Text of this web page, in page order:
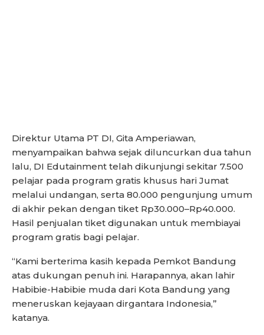
Direktur Utama PT DI, Gita Amperiawan,
menyampaikan bahwa sejak diluncurkan dua tahun
lalu, DI Edutainment telah dikunjungi sekitar 7.500
pelajar pada program gratis khusus hari Jumat
melalui undangan, serta 80.000 pengunjung umum
di akhir pekan dengan tiket Rp30.000–Rp40.000.
Hasil penjualan tiket digunakan untuk membiayai
program gratis bagi pelajar.
“Kami berterima kasih kepada Pemkot Bandung
atas dukungan penuh ini. Harapannya, akan lahir
Habibie-Habibie muda dari Kota Bandung yang
meneruskan kejayaan dirgantara Indonesia,”
katanya.